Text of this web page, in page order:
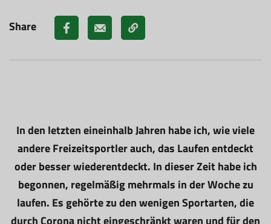
Share
In den letzten eineinhalb Jahren habe ich, wie viele
andere Freizeitsportler auch, das Laufen entdeckt
oder besser wiederentdeckt. In dieser Zeit habe ich
begonnen, regelmäßig mehrmals in der Woche zu
laufen. Es gehörte zu den wenigen Sportarten, die
durch Corona nicht eingeschränkt waren und für den